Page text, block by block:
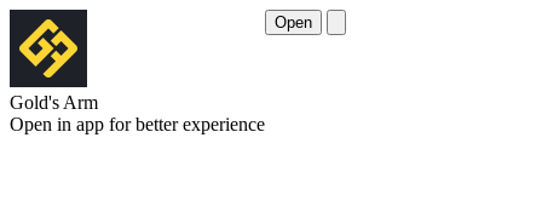
Gold's Arm
Open in app for better experience
Open